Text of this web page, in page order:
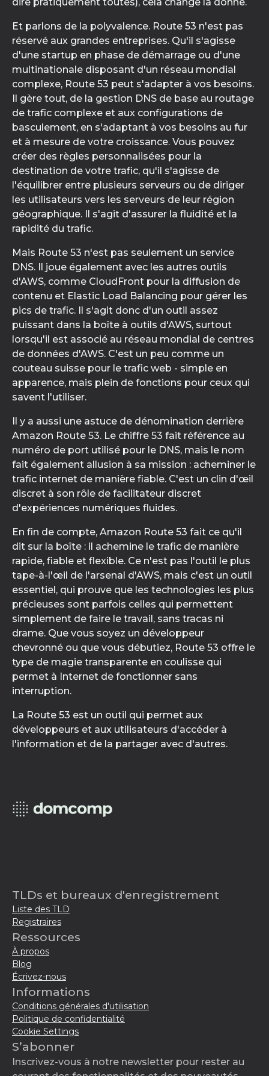
Et parlons de la polyvalence. Route 53 n'est pas
réservé aux grandes entreprises. Qu'il s'agisse
d'une startup en phase de démarrage ou d'une
multinationale disposant d'un réseau mondial
complexe, Route 53 peut s'adapter à vos besoins.
Il gère tout, de la gestion DNS de base au routage
de trafic complexe et aux configurations de
basculement, en s'adaptant à vos besoins au fur
et à mesure de votre croissance. Vous pouvez
créer des règles personnalisées pour la
destination de votre trafic, qu'il s'agisse de
l'équilibrer entre plusieurs serveurs ou de diriger
les utilisateurs vers les serveurs de leur région
géographique. Il s'agit d'assurer la fluidité et la
rapidité du trafic.
Mais Route 53 n'est pas seulement un service
DNS. Il joue également avec les autres outils
d'AWS, comme CloudFront pour la diffusion de
contenu et Elastic Load Balancing pour gérer les
pics de trafic. Il s'agit donc d'un outil assez
puissant dans la boîte à outils d'AWS, surtout
lorsqu'il est associé au réseau mondial de centres
de données d'AWS. C'est un peu comme un
couteau suisse pour le trafic web - simple en
apparence, mais plein de fonctions pour ceux qui
savent l'utiliser.
Il y a aussi une astuce de dénomination derrière
Amazon Route 53. Le chiffre 53 fait référence au
numéro de port utilisé pour le DNS, mais le nom
fait également allusion à sa mission : acheminer le
trafic internet de manière fiable. C'est un clin d'œil
discret à son rôle de facilitateur discret
d'expériences numériques fluides.
En fin de compte, Amazon Route 53 fait ce qu'il
dit sur la boîte : il achemine le trafic de manière
rapide, fiable et flexible. Ce n'est pas l'outil le plus
tape-à-l'œil de l'arsenal d'AWS, mais c'est un outil
essentiel, qui prouve que les technologies les plus
précieuses sont parfois celles qui permettent
simplement de faire le travail, sans tracas ni
drame. Que vous soyez un développeur
chevronné ou que vous débutiez, Route 53 offre le
type de magie transparente en coulisse qui
permet à Internet de fonctionner sans
interruption.
La Route 53 est un outil qui permet aux
développeurs et aux utilisateurs d'accéder à
l'information et de la partager avec d'autres.
TLDs et bureaux d'enregistrement
Liste des TLD
Registraires
Ressources
À propos
Blog
Écrivez-nous
Informations
Conditions générales d'utilisation
Politique de confidentialité
Cookie Settings
S’abonner
Inscrivez-vous à notre newsletter pour rester au